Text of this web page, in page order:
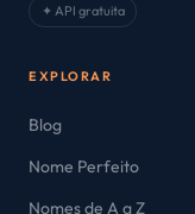
✦ API gratuita
EXPLORAR
Blog
Nome Perfeito
Nomes de A a Z